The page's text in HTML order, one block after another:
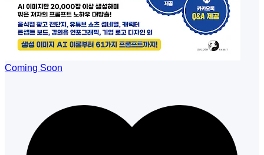
Coming Soon